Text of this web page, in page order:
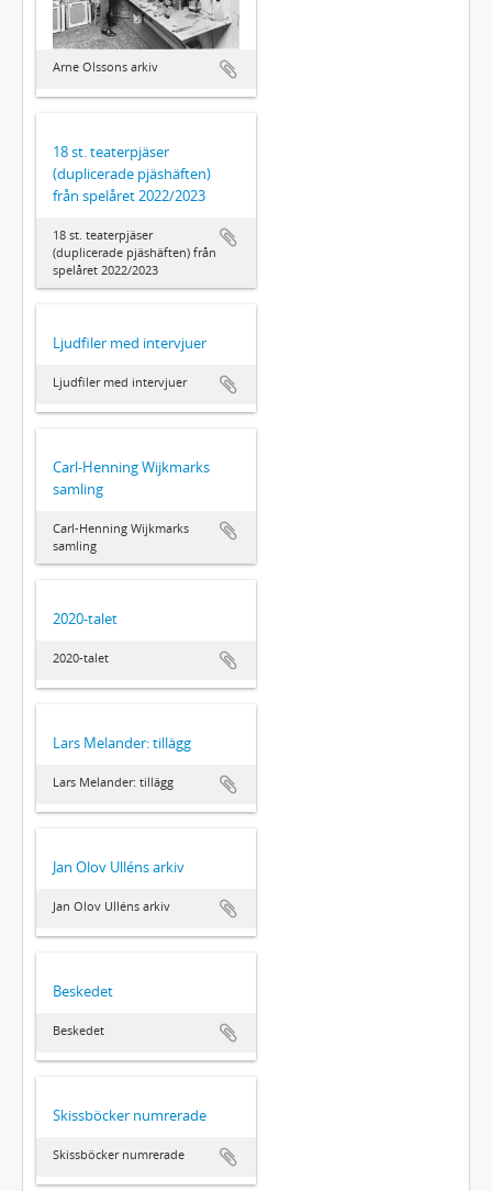
Arne Olssons arkiv
18 st. teaterpjäser
(duplicerade pjäshäften)
från spelåret 2022/2023
18 st. teaterpjäser
(duplicerade pjäshäften) från
spelåret 2022/2023
Ljudfiler med intervjuer
Ljudfiler med intervjuer
Carl-Henning Wijkmarks
samling
Carl-Henning Wijkmarks
samling
2020-talet
2020-talet
Lars Melander: tillägg
Lars Melander: tillägg
Jan Olov Ulléns arkiv
Jan Olov Ulléns arkiv
Beskedet
Beskedet
Skissböcker numrerade
Skissböcker numrerade